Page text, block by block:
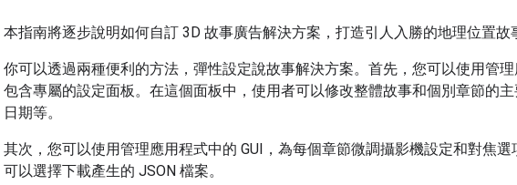
本指南將逐步說明如何自訂 3D 故事廣告解決方案，打造引人入勝的地理位置故
你可以透過兩種便利的方法，彈性設定說故事解決方案。首先，您可以使用管
包含專屬的設定面板。在這個面板中，使用者可以修改整體故事和個別章節的
日期等。
其次，您可以使用管理應用程式中的 GUI，為每個章節微調攝影機設定和對焦
可以選擇下載產生的 JSON 檔案。